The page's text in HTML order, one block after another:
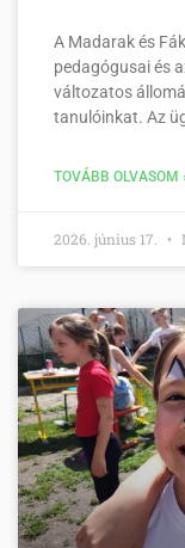
A Madarak és
pedagógusai és
változatos
tanulóinkat. Az
TOVÁBB OLVASOM
2026. június 17.